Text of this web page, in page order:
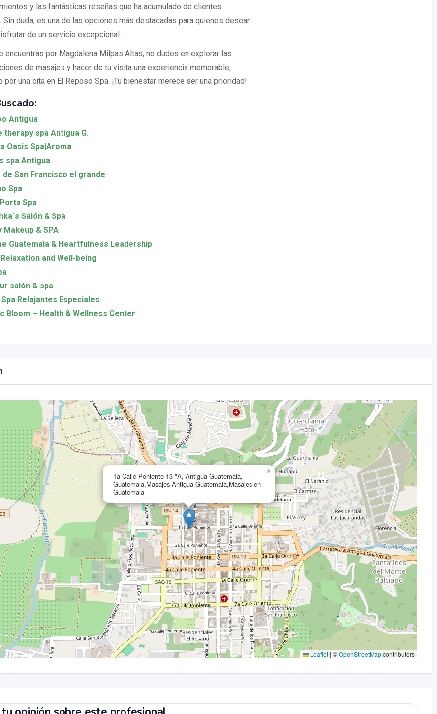
y las fantásticas reseñas que ha acumulado de clientes
duda, es una de las opciones más destacadas para quienes desean
de un servicio excepcional.
encuentras por Magdalena Milpas Altas, no dudes en explorar las
de masajes y hacer de tu visita una experiencia memorable,
por una cita en El Reposo Spa. ¡Tu bienestar merece ser una prioridad!
Antigua
therapy spa Antigua G.
Oasis Spa|Aroma
spa Antigua
de San Francisco el grande
Spa
Spa
Salón & Spa
Makeup & SPA
Guatemala & Heartfulness Leadership
Relaxation and Well-being
salón & spa
Relajantes Especiales
Bloom – Health & Wellness Center
1a Calle Poniente 13 "A, Antigua Guatemala,
Guatemala,Masajes Antigua Guatemala,Masajes en
Guatemala
×
Leaflet | ©OpenStreetMapcontributors